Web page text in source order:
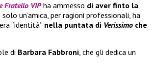
Fratello VIPha ammesso di aver finto la
un’amica, per ragioni professionali, ha
“identità” nella puntata di Verissimo che
di Barbara Fabbroni, che gli dedica un